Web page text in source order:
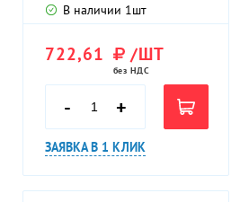
В наличии 1шт
722,61 /ШТ
без НДС
- +
ЗАЯВКА В 1 КЛИК